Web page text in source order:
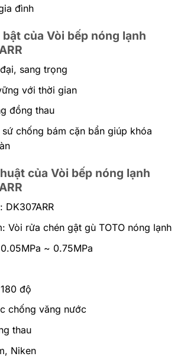
đình
của Vòi bếp nóng lạnh
sang trọng
với thời gian
đồng thau
chống bám cặn bẩn giúp khóa
của Vòi bếp nóng lạnh
DK307ARR
Vòi rửa chén gật gù TOTO nóng lạnh
~ 0.75MPa
độ
chống văng nước
thau
Niken